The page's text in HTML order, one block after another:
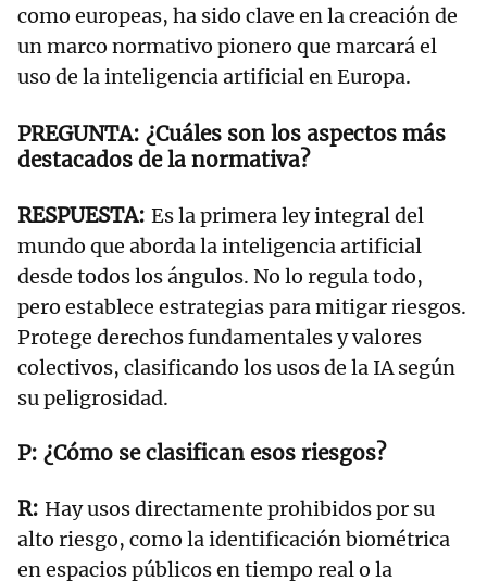
como europeas, ha sido clave en la creación de
un marco normativo pionero que marcará el
uso de la inteligencia artificial en Europa.
¿Cuáles son los aspectos más
destacados de la normativa?
Es la primera ley integral del
mundo que aborda la inteligencia artificial
desde todos los ángulos. No lo regula todo,
pero establece estrategias para mitigar riesgos.
Protege derechos fundamentales y valores
colectivos, clasificando los usos de la IA según
su peligrosidad.
¿Cómo se clasifican esos riesgos?
Hay usos directamente prohibidos por su
alto riesgo, como la identificación biométrica
en espacios públicos en tiempo real o la